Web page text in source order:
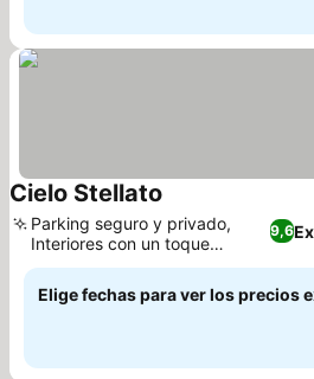
Cielo Stellato
9,6
Parking seguro y privado,
Interiores con un toque
artístico
Elige fechas para ver los precios